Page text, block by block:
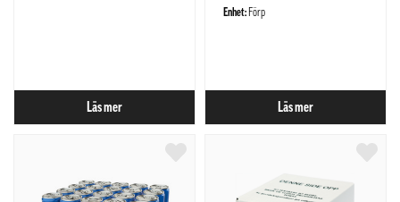
Läs mer
Enhet: Förp
Läs mer